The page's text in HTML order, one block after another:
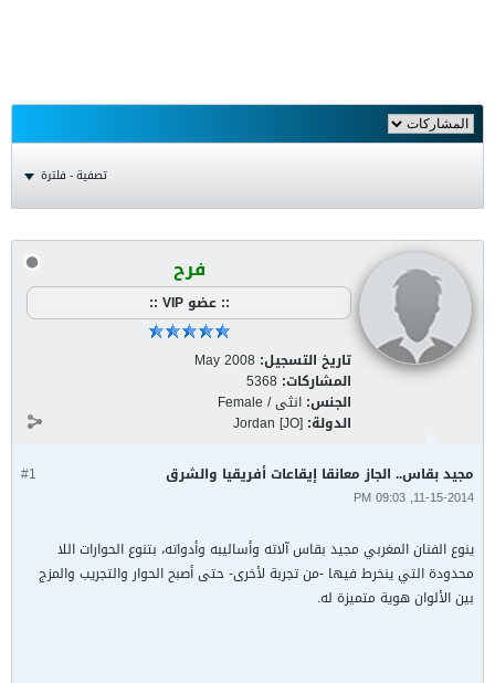
تصفية - فلترة
فرح
:: عضو VIP ::
تاريخ التسجيل: May 2008
المشاركات: 5368
الجنس: انثى / Female
الدولة: Jordan [JO]
#1 مجيد بقاس.. الجاز معانقا إيقاعات أفريقيا والشرق
11-15-2014, 09:03 PM
ينوع الفنان المغربي مجيد بقاس آلاته وأساليبه وأدواته، بتنوع الحوارات اللا
محدودة التي ينخرط فيها -من تجربة لأخرى- حتى أصبح الحوار والتجريب والمزج
بين الألوان هوية متميزة له.